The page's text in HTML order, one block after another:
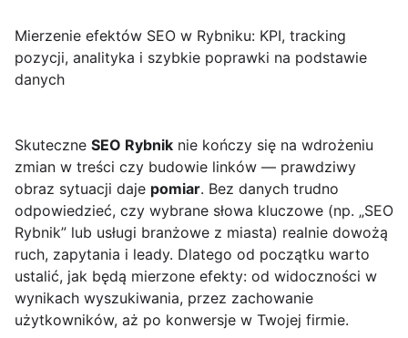
Mierzenie efektów SEO w Rybniku: KPI, tracking
pozycji, analityka i szybkie poprawki na podstawie
danych
Skuteczne SEO Rybnik nie kończy się na wdrożeniu
zmian w treści czy budowie linków — prawdziwy
obraz sytuacji daje pomiar. Bez danych trudno
odpowiedzieć, czy wybrane słowa kluczowe (np. „SEO
Rybnik” lub usługi branżowe z miasta) realnie dowożą
ruch, zapytania i leady. Dlatego od początku warto
ustalić, jak będą mierzone efekty: od widoczności w
wynikach wyszukiwania, przez zachowanie
użytkowników, aż po konwersje w Twojej firmie.